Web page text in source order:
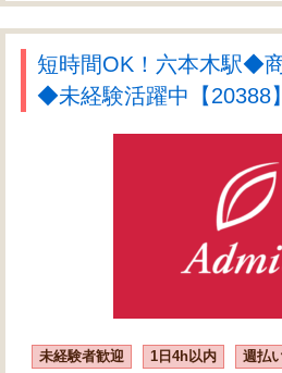
短時間OK！六本木駅◆
◆未経験活躍中【20388】
未経験者歓迎 1日4h以内 週払